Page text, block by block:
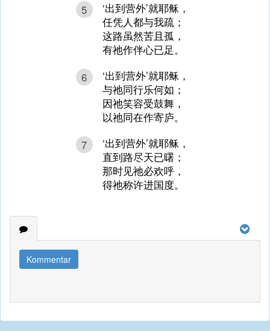
5
‘出到营外’就耶稣，
任凭人都与我疏；
这路虽然苦且孤，
有祂作伴心已足。
6
‘出到营外’就耶稣，
与祂同行乐何如；
因祂笑容受鼓舞，
以祂同在作寄庐。
7
‘出到营外’就耶稣，
直到路尽天已曙；
那时见祂必欢呼，
得祂称许进国度。
Kommentar